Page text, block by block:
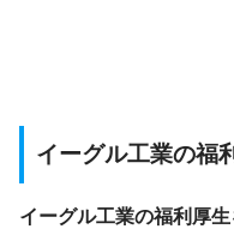
イーグル工業の福
イーグル工業の福利厚生